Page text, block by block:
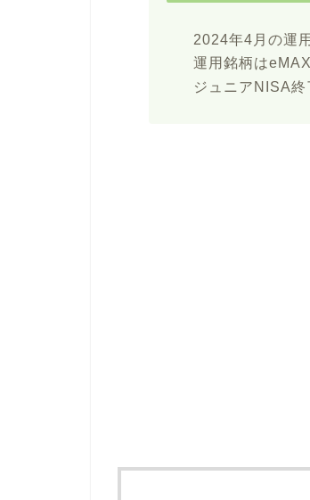
2024年4月の運
運用銘柄は
ジュニアNISA